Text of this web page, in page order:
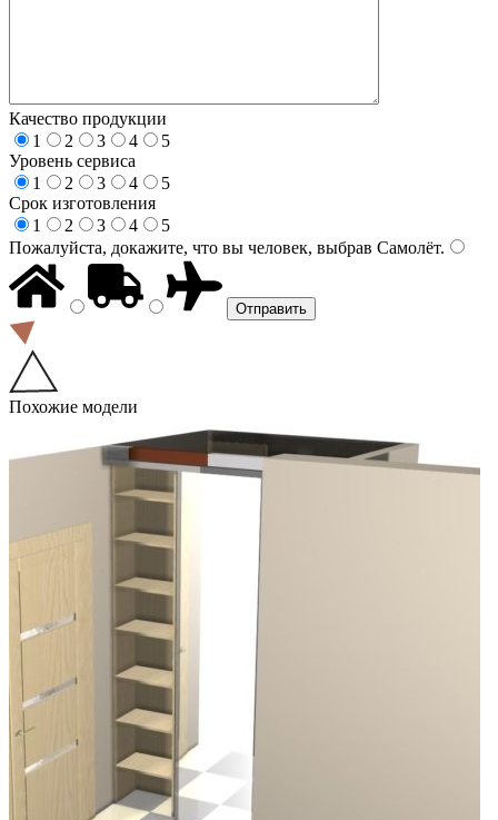
Качество продукции
1
2 3 4
5
Уровень сервиса
1
2 3 4
5
Срок изготовления
1
2 3 4
5
Пожалуйста, докажите, что вы человек, выбрав Самолёт.
Похожие модели